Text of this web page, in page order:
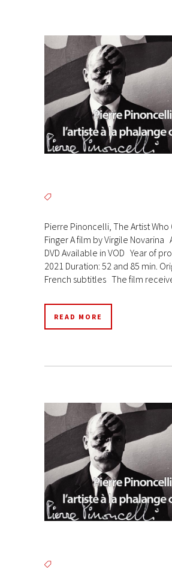
Pierre Pinoncelli, The Artist Who
Finger A film by Virgile Novarina
DVD Available in VOD Year of
2021 Duration: 52 and 85 min.
French subtitles The film
READ MORE